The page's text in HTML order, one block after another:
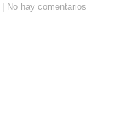
No hay comentarios